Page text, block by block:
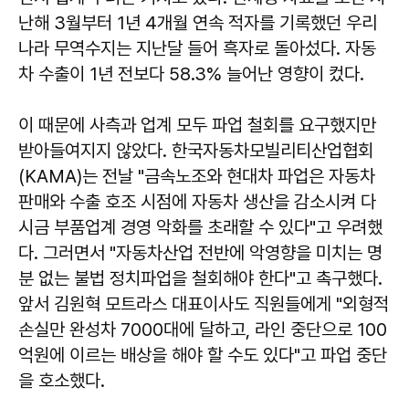
난해 3월부터 1년 4개월 연속 적자를 기록했던 우리
나라 무역수지는 지난달 들어 흑자로 돌아섰다. 자동
차 수출이 1년 전보다 58.3% 늘어난 영향이 컸다.
이 때문에 사측과 업계 모두 파업 철회를 요구했지만
받아들여지지 않았다. 한국자동차모빌리티산업협회
(KAMA)는 전날 "금속노조와 현대차 파업은 자동차
판매와 수출 호조 시점에 자동차 생산을 감소시켜 다
시금 부품업계 경영 악화를 초래할 수 있다"고 우려했
다. 그러면서 "자동차산업 전반에 악영향을 미치는 명
분 없는 불법 정치파업을 철회해야 한다"고 촉구했다.
앞서 김원혁 모트라스 대표이사도 직원들에게 "외형적
손실만 완성차 7000대에 달하고, 라인 중단으로 100
억원에 이르는 배상을 해야 할 수도 있다"고 파업 중단
을 호소했다.